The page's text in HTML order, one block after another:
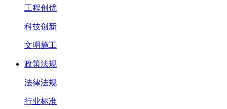
工程创优
科技创新
文明施工
政策法规
法律法规
行业标准